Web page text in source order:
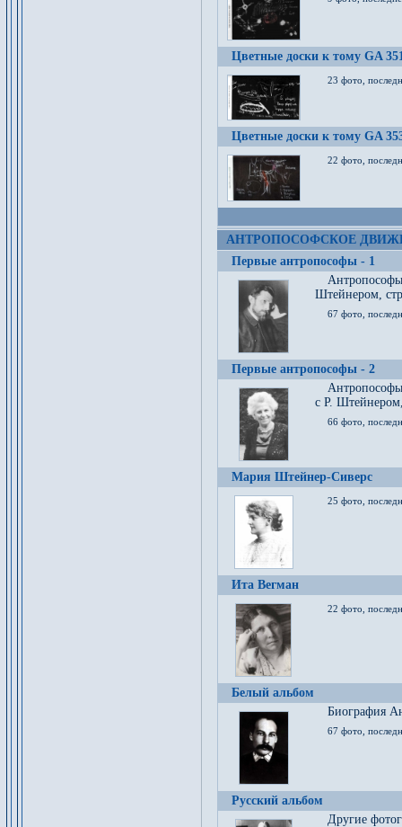
Цветные доски к тому GA
23 фото,
Цветные доски к тому GA
22 фото,
АНТРОПОСОФСКОЕ
Первые антропософы - 1
Штейнером,
67 фото,
Первые антропософы - 2
с Р.
66 фото,
Мария Штейнер-Сиверс
25 фото,
Ита Вегман
22 фото,
Белый альбом
Биография
67 фото,
Русский альбом
Другие